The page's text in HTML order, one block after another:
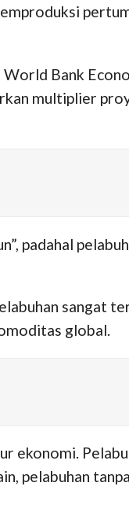
Bank
multiplier
padahal
sangat
global.
ekonomi.
pelabuhan